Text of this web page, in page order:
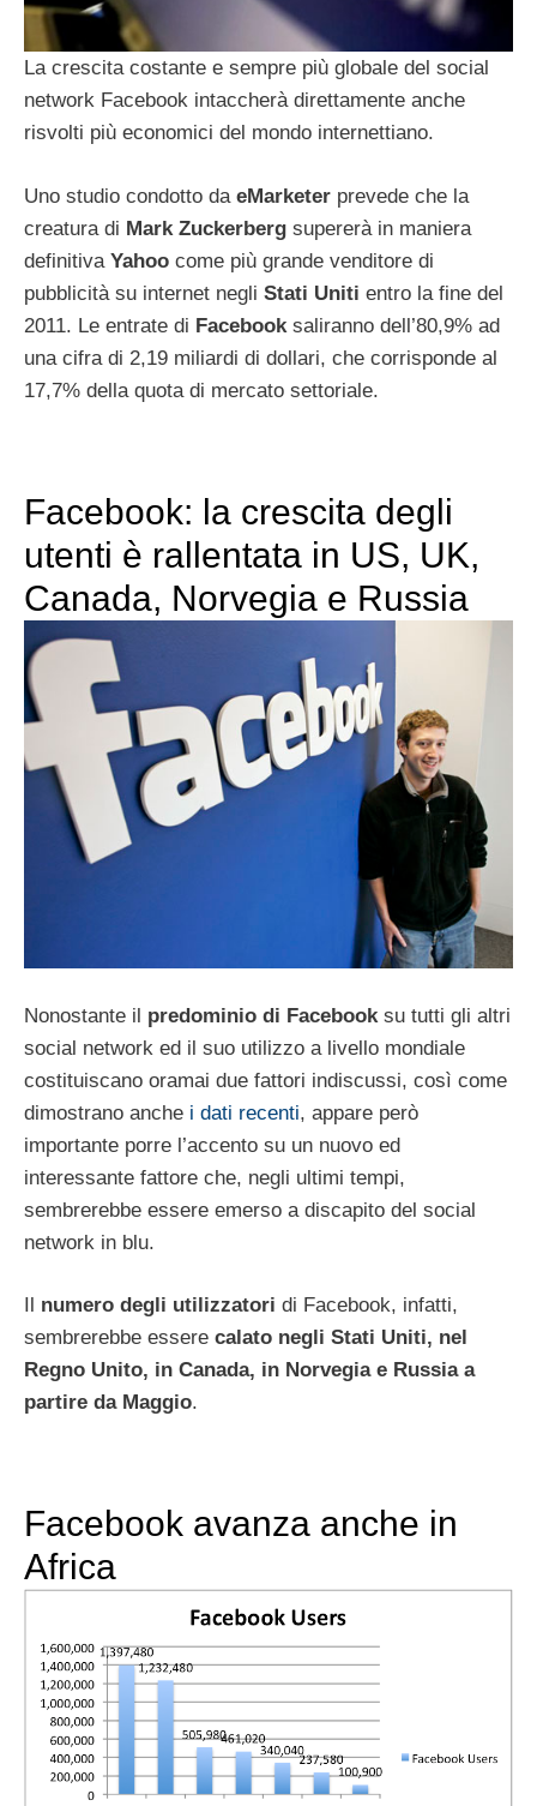
La crescita costante e sempre più globale del social
network Facebook intaccherà direttamente anche
risvolti più economici del mondo internettiano.
Uno studio condotto da eMarketer prevede che la
creatura di Mark Zuckerberg supererà in maniera
definitiva Yahoo come più grande venditore di
pubblicità su internet negli Stati Uniti entro la fine del
2011. Le entrate di Facebook saliranno dell’80,9% ad
una cifra di 2,19 miliardi di dollari, che corrisponde al
17,7% della quota di mercato settoriale.
Facebook: la crescita degli
utenti è rallentata in US, UK,
Canada, Norvegia e Russia
Nonostante il predominio di Facebook su tutti gli altri
social network ed il suo utilizzo a livello mondiale
costituiscano oramai due fattori indiscussi, così come
dimostrano anche i dati recenti, appare però
importante porre l’accento su un nuovo ed
interessante fattore che, negli ultimi tempi,
sembrerebbe essere emerso a discapito del social
network in blu.
numero degli utilizzatori di Facebook, infatti,
sembrerebbe essere calato negli Stati Uniti, nel
Regno Unito, in Canada, in Norvegia e Russia a
partire da Maggio.
Facebook avanza anche in
Africa